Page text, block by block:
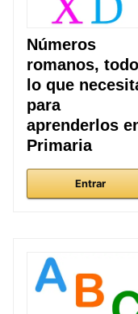
Números
romanos, todo
lo que
para
aprenderlos
Primaria
Entrar